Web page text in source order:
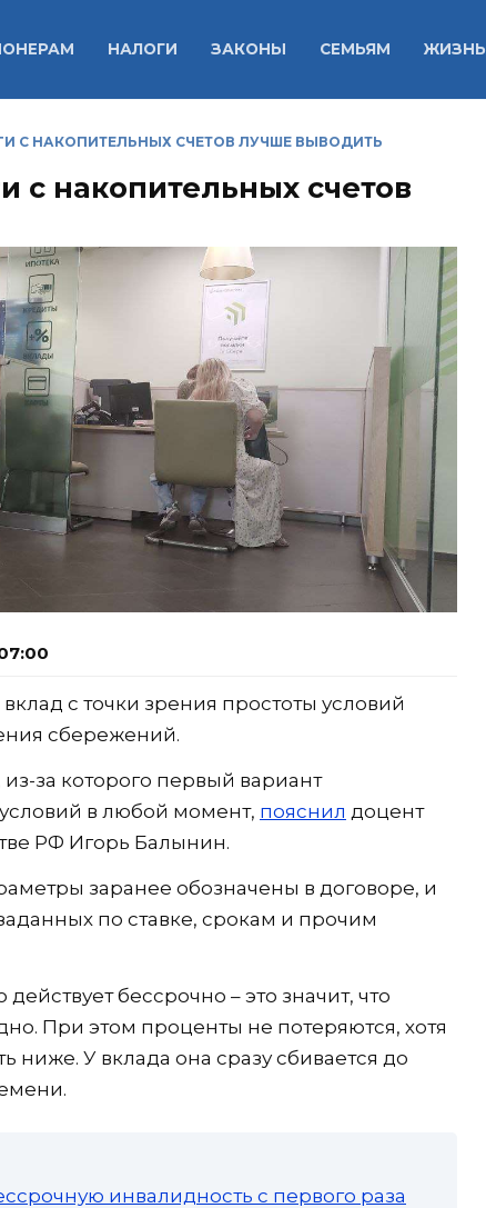
НАЛОГИ ЗАКОНЫ СЕМЬЯМ ЖИЗНЬ
С НАКОПИТЕЛЬНЫХ СЧЕТОВ ЛУЧШЕ ВЫВОДИТЬ
с накопительных счетов
с точки зрения простоты условий
сбережений.
за которого первый вариант
в любой момент, пояснил доцент
РФ Игорь Балынин.
заранее обозначены в договоре, и
по ставке, срокам и прочим
бессрочно – это значит, что
При этом проценты не потеряются, хотя
ниже. У вклада она сразу сбивается до
инвалидность с первого раза